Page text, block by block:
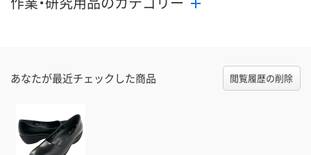
あなたが最近チェックした商品 閲覧履歴の削除